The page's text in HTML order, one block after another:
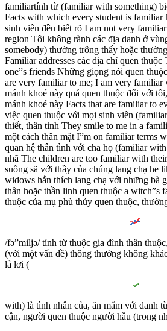
familiartính từ (familiar with something)
Facts with which every student is familiar
sinh viên đều biết rõ I am not very
region Tôi không rành các địa danh ở
somebody) thường trông thấy hoặc
Familiar addresses các địa chỉ quen
one”s friends Những giọng nói quen
are very familiar to me; I am very familiar
mánh khoé này quá quen thuộc đối với
mánh khoé này Facts that are familiar to
việc quen thuộc với mọi sinh viên
thiết, thân tình They smile to me in a
một cách thân mật I”m on familiar terms
quan hệ thân tình với cha họ (familiar
nhã The children are too familiar with
suồng sã với thầy của chúng lang chạ he
widows hắn thích lang chạ với những bà
thân hoặc thần linh quen thuộc a witch”s
thuộc của mụ phù thủy quen thuộc,
/fə”miljə/ tính từ thuộc gia đình thân
(với một vấn đề) thông thường không
lả lơi (
with) là tình nhân của, ăn mằm với danh
cận, người quen thuộc người hầu (trong